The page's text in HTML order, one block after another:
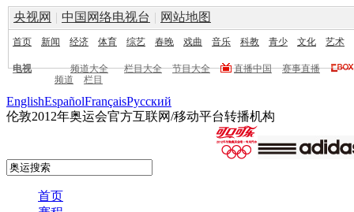
央视网 | 中国网络电视台 | 网站地图
首页 新闻 经济 体育 综艺 春晚 戏曲 音乐 科教 青少 文化 艺术
电视 频道大全 栏目大全 节目大全 直播中国
赛事直播
频道
栏目
EnglishEspañolFrançaisPусский
伦敦2012年奥运会官方互联网/移动平台转播机构
首页